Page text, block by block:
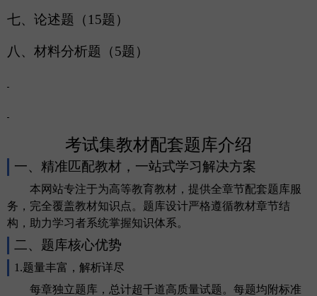
七、论述题（ 15题）
八、材料分析题（5题）
考试集教材配套题库介绍
一、精准匹配教材，一站式学习解决方案
本网站专注于为高等教育教材，提供全章节配套题库服
务，完全覆盖教材知识点。题库设计严格遵循教材章节结
构，助力学习者系统掌握知识体系。
二、题库核心优势
1.题量丰富，解析详尽
每章独立题库，总计超千道高质量试题。每题均附标准